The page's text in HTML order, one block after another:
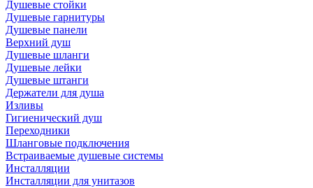
Душевые стойки
Душевые гарнитуры
Душевые панели
Верхний душ
Душевые шланги
Душевые лейки
Душевые штанги
Держатели для душа
Изливы
Гигиенический душ
Переходники
Шланговые подключения
Встраиваемые душевые системы
Инсталляции
Инсталляции для унитазов